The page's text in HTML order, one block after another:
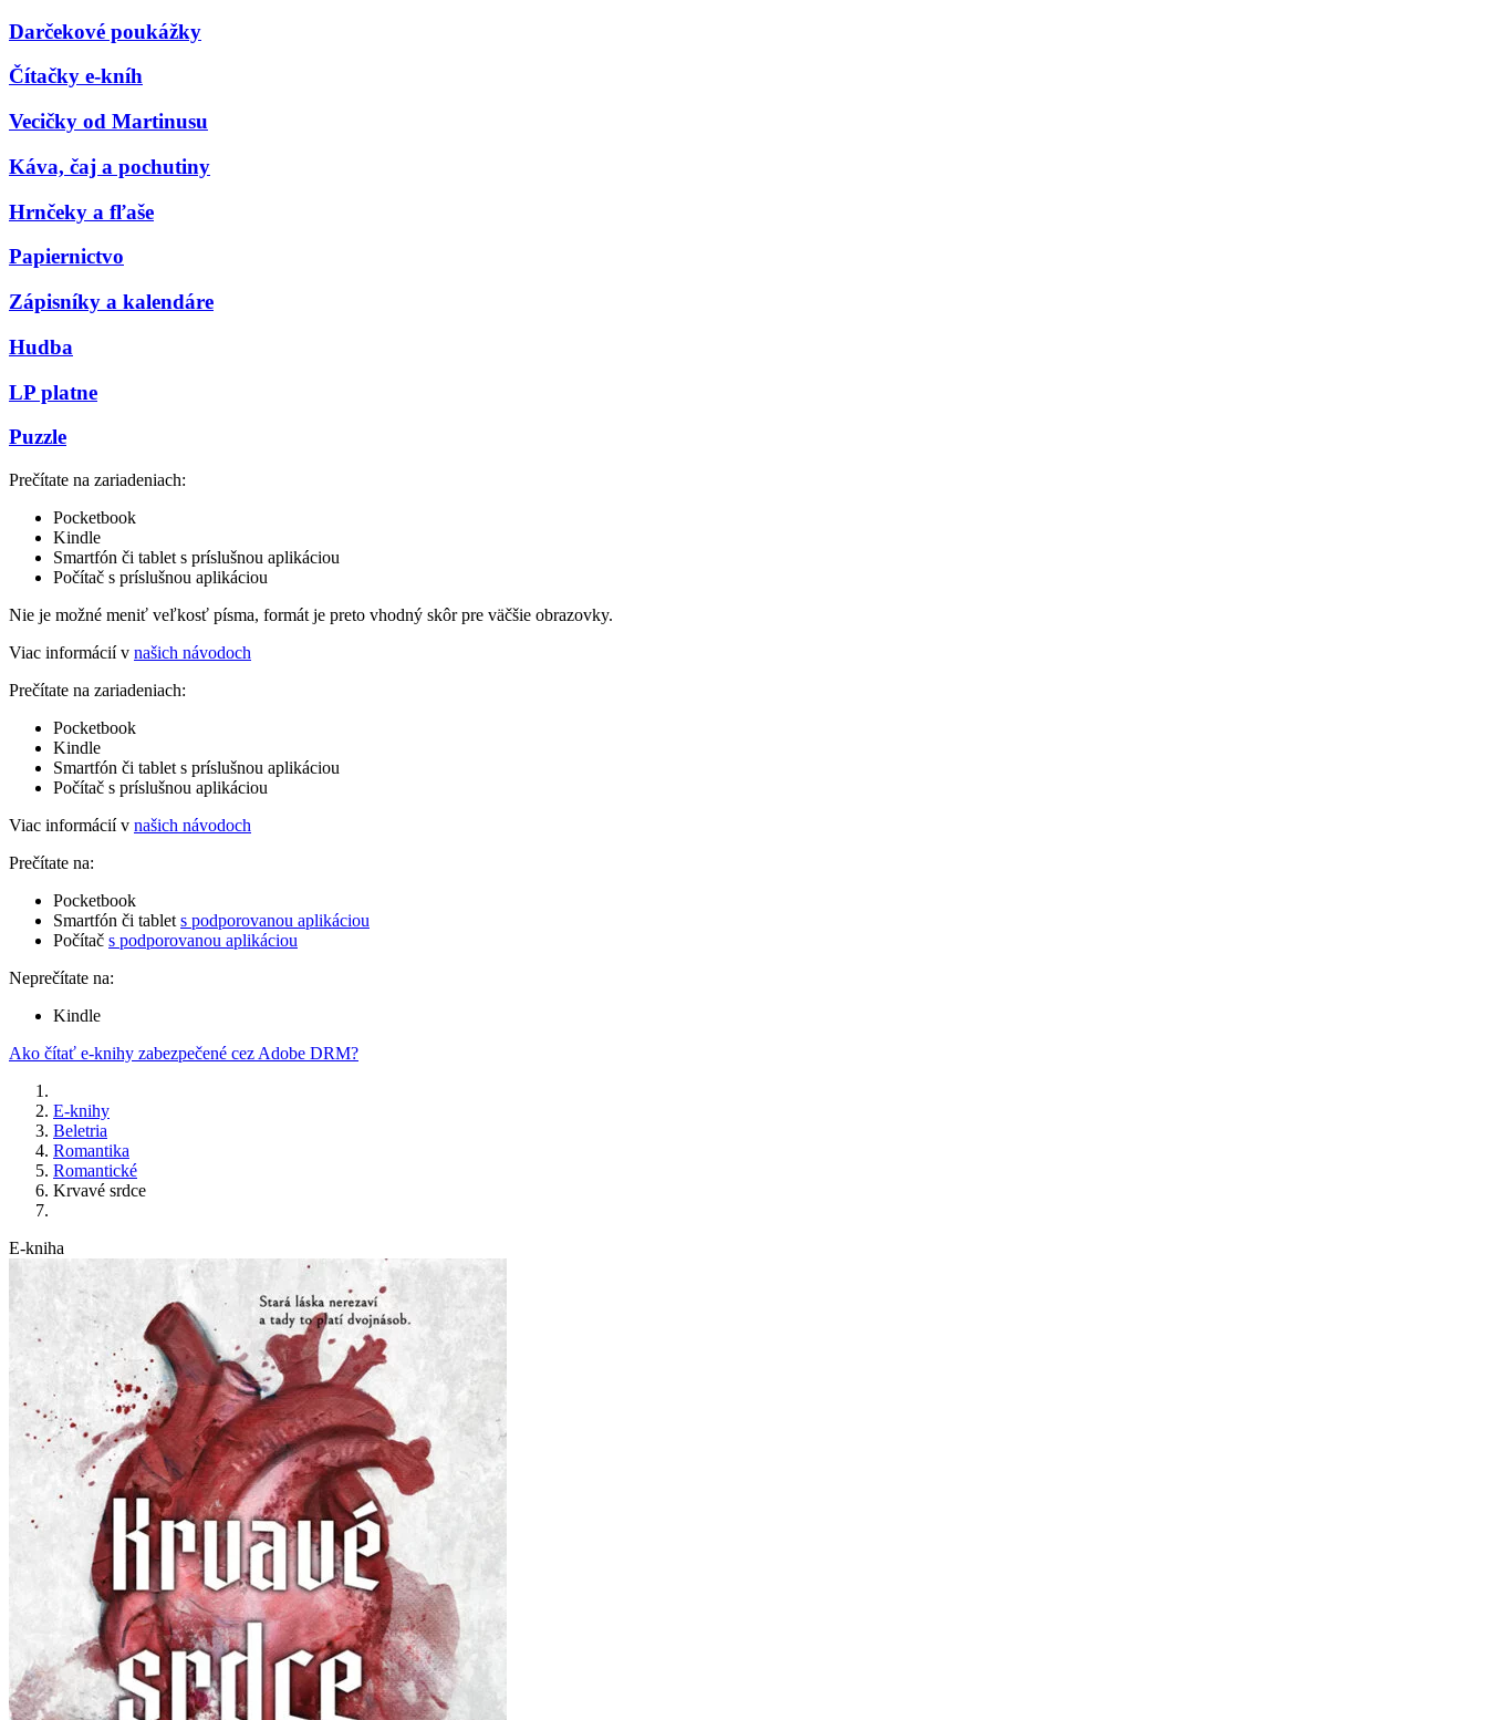
Darčekové poukážky
Čítačky e-kníh
Vecičky od Martinusu
Káva, čaj a pochutiny
Hrnčeky a fľaše
Papiernictvo
Zápisníky a kalendáre
Hudba
LP platne
Puzzle
Prečítate na zariadeniach:
Pocketbook
Kindle
Smartfón či tablet s príslušnou aplikáciou
Počítač s príslušnou aplikáciou
Nie je možné meniť veľkosť písma, formát je preto vhodný skôr pre väčšie obrazovky.
Viac informácií v našich návodoch
Prečítate na zariadeniach:
Pocketbook
Kindle
Smartfón či tablet s príslušnou aplikáciou
Počítač s príslušnou aplikáciou
Viac informácií v našich návodoch
Prečítate na:
Pocketbook
Smartfón či tablet s podporovanou aplikáciou
Počítač s podporovanou aplikáciou
Neprečítate na:
Kindle
Ako čítať e-knihy zabezpečené cez Adobe DRM?
E-knihy
Beletria
Romantika
Romantické
Krvavé srdce
E-kniha